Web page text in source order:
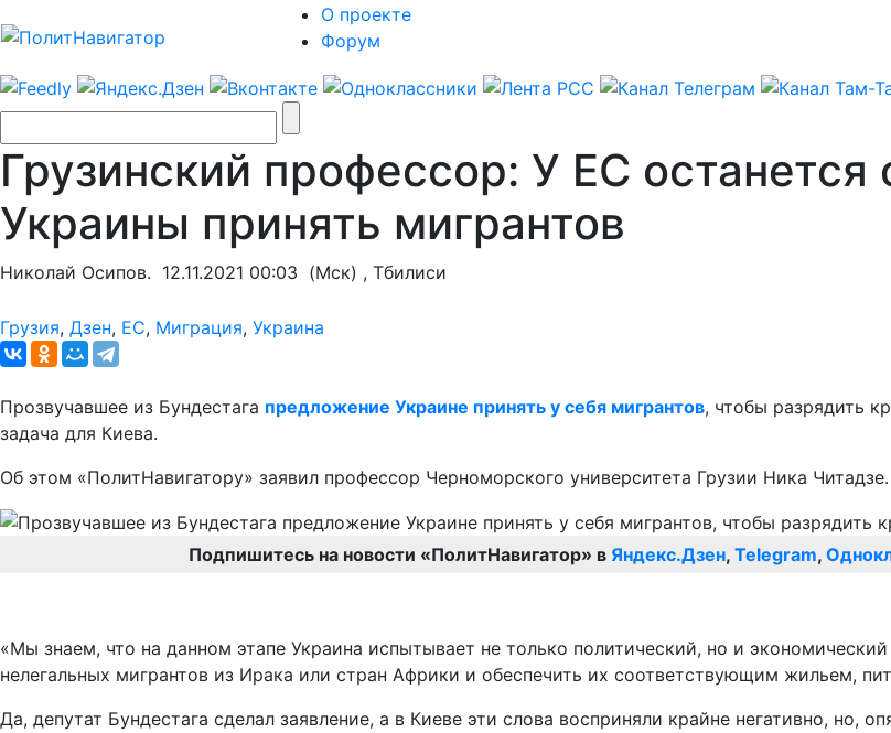
О проекте
Форум
Грузинский профессор: У ЕС останется
Украины принять мигрантов
Николай Осипов. 12.11.2021 00:03 (Мск) , Тбилиси
Грузия, Дзен, ЕС, Миграция, Украина
Прозвучавшее из Бундестага предложение Украине принять у себя мигрантов, чтобы разрядить
задача для Киева.
Об этом «ПолитНавигатору» заявил профессор Черноморского университета Грузии Ника Читадзе.
Подпишитесь на новости «ПолитНавигатор» в Яндекс.Дзен, Telegram,
«Мы знаем, что на данном этапе Украина испытывает не только политический, но и
нелегальных мигрантов из Ирака или стран Африки и обеспечить их соответствующим жильем,
Да, депутат Бундестага сделал заявление, а в Киеве эти слова восприняли крайне негативно,